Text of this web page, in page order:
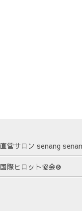
直営サロン senang
国際ヒロット協会®